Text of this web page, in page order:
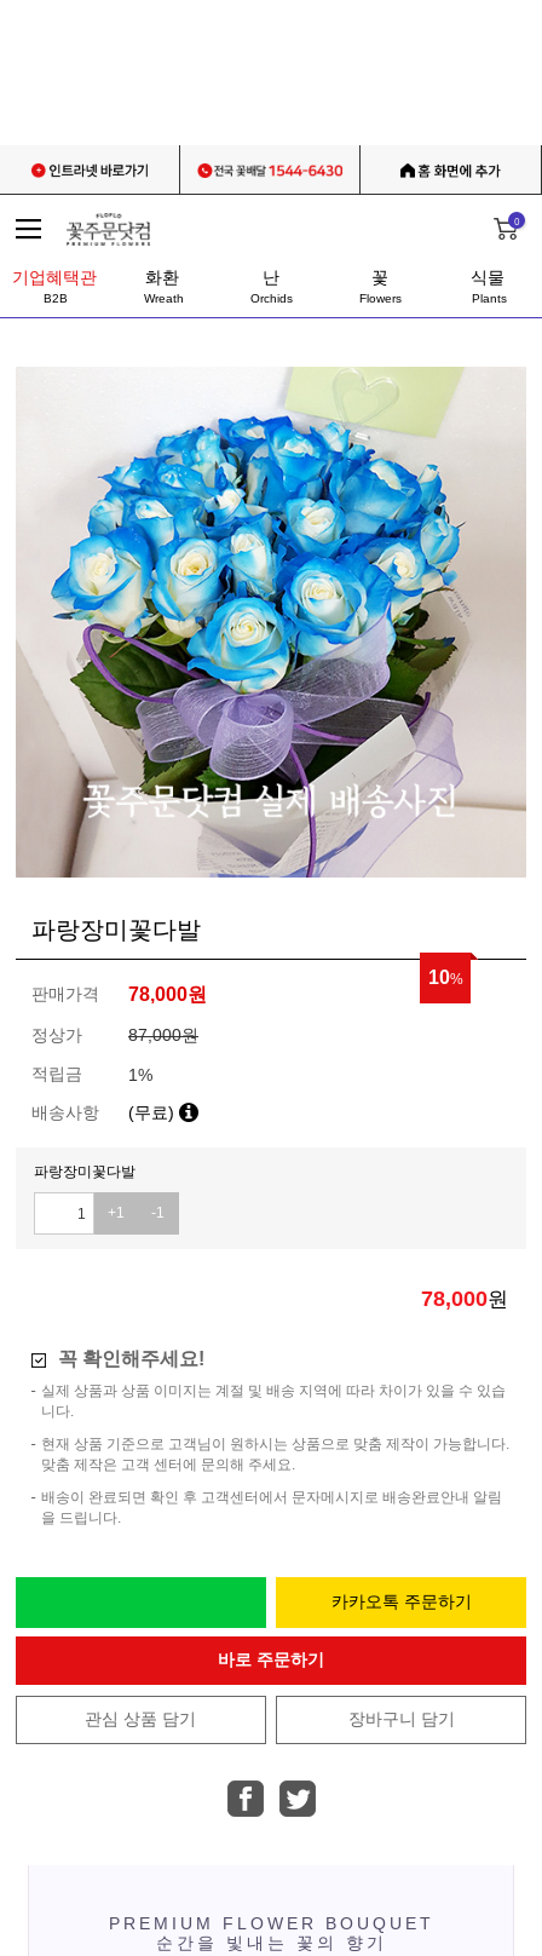
0
기업혜택관
B2B
화환
Wreath
난
Orchids
꽃
Flowers
식물
Plants
파랑장미꽃다발
10%
판매가격 78,000원
정상가
87,000원
적립금
1%
배송사항
(무료)
파랑장미꽃다발
+1 -1
78,000원
꼭 확인해주세요!
실제 상품과 상품 이미지는 계절 및 배송 지역에 따라 차이가 있을 수 있습
니다.
현재 상품 기준으로 고객님이 원하시는 상품으로 맞춤 제작이 가능합니다.
맞춤 제작은 고객 센터에 문의해 주세요.
배송이 완료되면 확인 후 고객센터에서 문자메시지로 배송완료안내 알림
을 드립니다.
카카오톡 주문하기
바로 주문하기
관심 상품 담기 장바구니 담기
PREMIUM FLOWER BOUQUET
순간을 빛내는 꽃의 향기